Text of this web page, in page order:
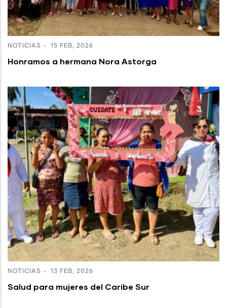
NOTICIAS - 15 FEB, 2026
Honramos a hermana Nora Astorga
NOTICIAS - 13 FEB, 2026
Salud para mujeres del Caribe Sur